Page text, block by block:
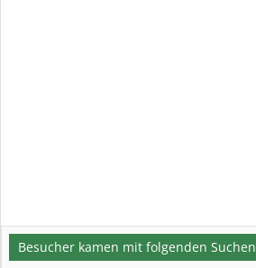
Besucher kamen mit folgenden Suchen